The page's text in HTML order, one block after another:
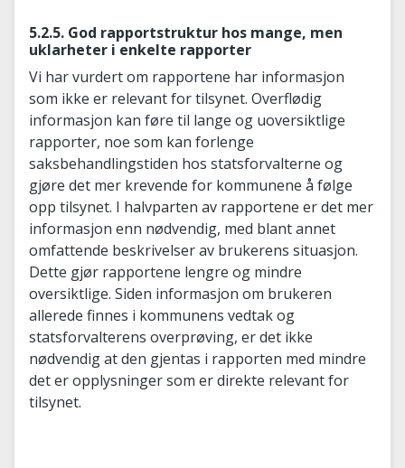
5.2.5. God rapportstruktur hos mange, men
uklarheter i enkelte rapporter
Vi har vurdert om rapportene har informasjon
som ikke er relevant for tilsynet. Overflødig
informasjon kan føre til lange og uoversiktlige
rapporter, noe som kan forlenge
saksbehandlingstiden hos statsforvalterne og
gjøre det mer krevende for kommunene å følge
opp tilsynet. I halvparten av rapportene er det mer
informasjon enn nødvendig, med blant annet
omfattende beskrivelser av brukerens situasjon.
Dette gjør rapportene lengre og mindre
oversiktlige. Siden informasjon om brukeren
allerede finnes i kommunens vedtak og
statsforvalterens overprøving, er det ikke
nødvendig at den gjentas i rapporten med mindre
det er opplysninger som er direkte relevant for
tilsynet.